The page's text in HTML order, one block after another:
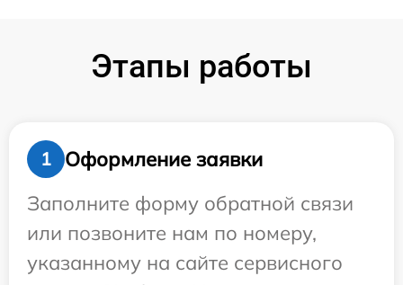
Этапы работы
1
Оформление заявки
Заполните форму обратной связи
или позвоните нам по номеру,
указанному на сайте сервисного